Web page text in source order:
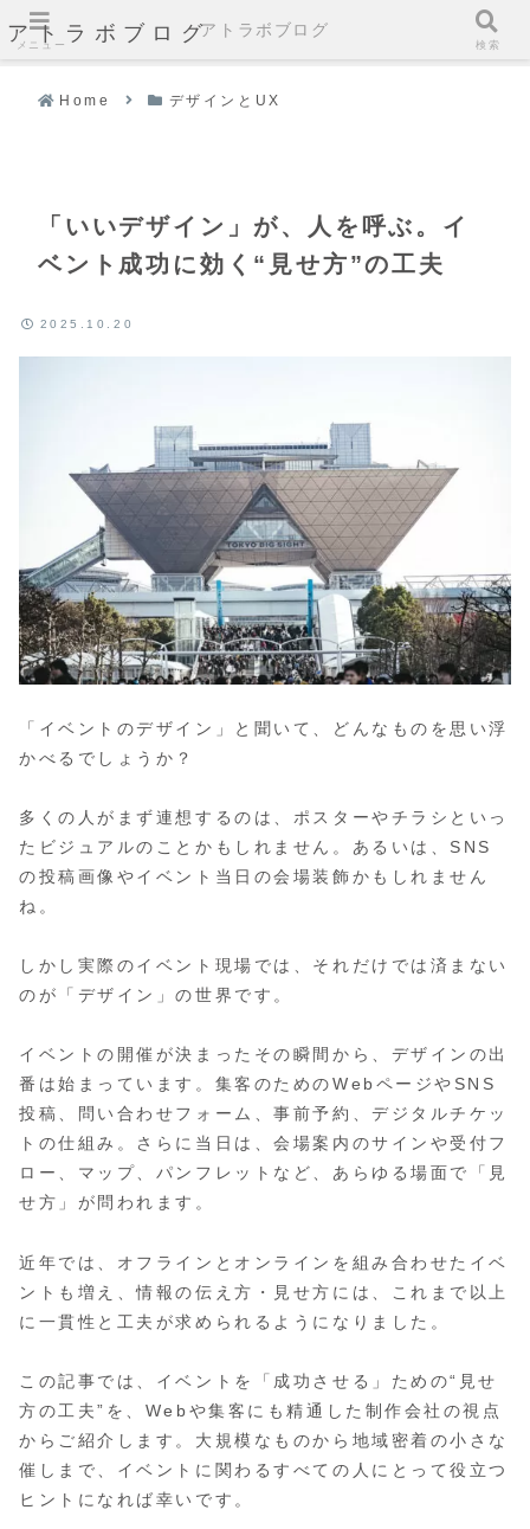
アトラボブログ
Home デザインとUX
「いいデザイン」が、人を呼ぶ。イ
ベント成功に効く“見せ方”の工夫
2025.10.20
「イベントのデザイン」と聞いて、どんなものを思い浮
かべるでしょうか？
多くの人がまず連想するのは、ポスターやチラシといっ
たビジュアルのことかもしれません。あるいは、SNS
の投稿画像やイベント当日の会場装飾かもしれません
ね。
しかし実際のイベント現場では、それだけでは済まない
のが「デザイン」の世界です。
イベントの開催が決まったその瞬間から、デザインの出
番は始まっています。集客のためのWebページやSNS
投稿、問い合わせフォーム、事前予約、デジタルチケッ
トの仕組み。さらに当日は、会場案内のサインや受付フ
ロー、マップ、パンフレットなど、あらゆる場面で「見
せ方」が問われます。
近年では、オフラインとオンラインを組み合わせたイベ
ントも増え、情報の伝え方・見せ方には、これまで以上
に一貫性と工夫が求められるようになりました。
この記事では、イベントを「成功させる」ための“見せ
方の工夫”を、Webや集客にも精通した制作会社の視点
からご紹介します。大規模なものから地域密着の小さな
催しまで、イベントに関わるすべての人にとって役立つ
ヒントになれば幸いです。
メニュー
アトラボブログ
検索